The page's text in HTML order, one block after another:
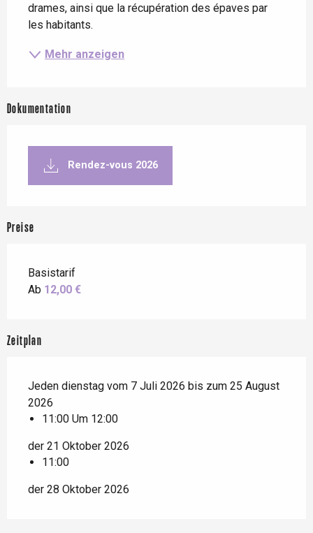
drames, ainsi que la récupération des épaves par
les habitants.
Mehr anzeigen
Dokumentation
Rendez-vous 2026
Preise
Basistarif
Ab 12,00 €
Zeitplan
Jeden dienstag vom 7 Juli 2026 bis zum 25 August
2026
11:00 Um 12:00
der 21 Oktober 2026
11:00
der 28 Oktober 2026